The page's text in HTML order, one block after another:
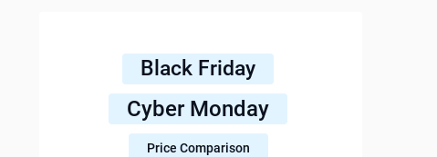
Black Friday
Cyber Monday
Price Comparison